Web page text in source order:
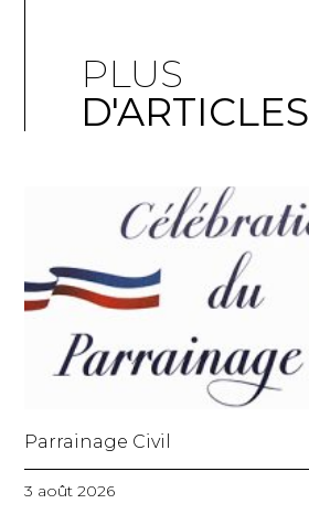
PLUS
D'ARTICLES
Parrainage Civil
3 août 2026